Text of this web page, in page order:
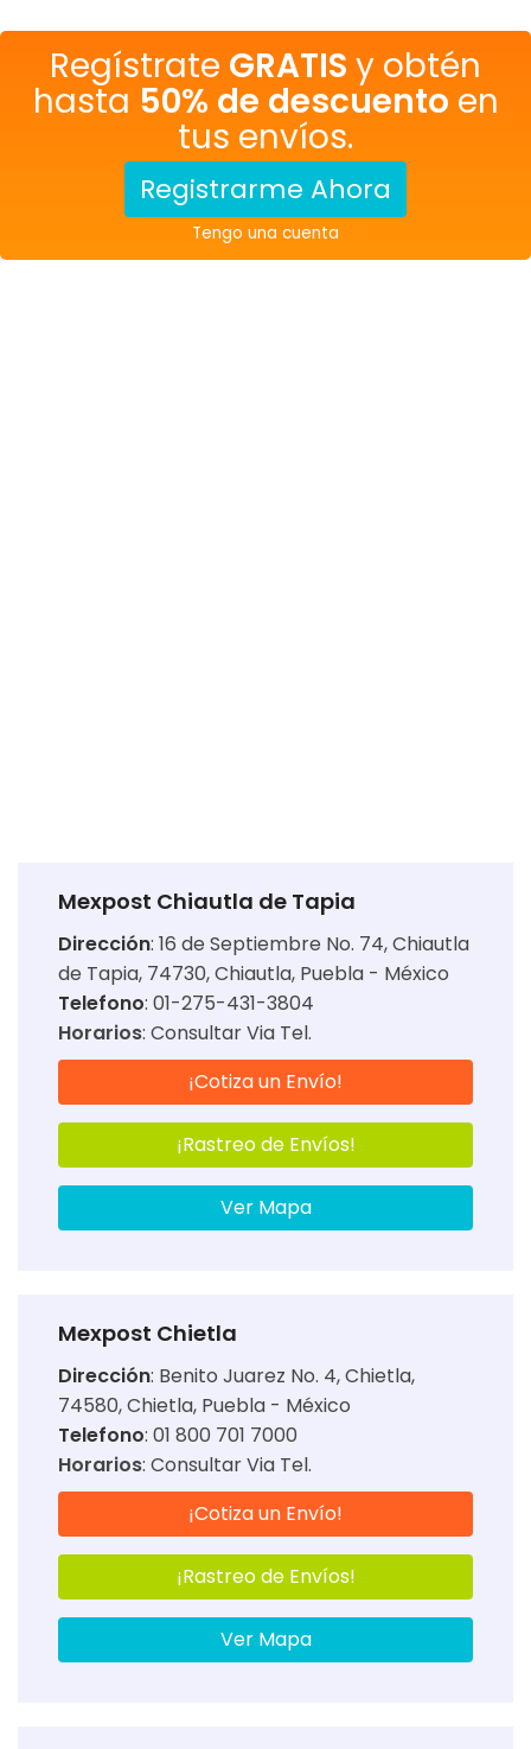
Regístrate GRATIS y obtén
hasta 50% de descuento en
tus envíos.
Registrarme Ahora
Tengo una cuenta
Mexpost Chiautla de Tapia
Dirección: 16 de Septiembre No. 74, Chiautla
de Tapia, 74730, Chiautla, Puebla - México
Telefono: 01-275-431-3804
Horarios: Consultar Via Tel.
¡Cotiza un Envío!
¡Rastreo de Envíos!
Ver Mapa
Mexpost Chietla
Dirección: Benito Juarez No. 4, Chietla,
74580, Chietla, Puebla - México
Telefono: 01 800 701 7000
Horarios: Consultar Via Tel.
¡Cotiza un Envío!
¡Rastreo de Envíos!
Ver Mapa